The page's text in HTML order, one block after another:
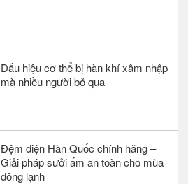
Dấu hiệu cơ thể bị hàn khí xâm nhập
mà nhiều người bỏ qua
Đệm điện Hàn Quốc chính hãng –
Giải pháp sưởi ấm an toàn cho mùa
đông lạnh